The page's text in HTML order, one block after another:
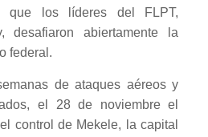
que los líderes del FLPT,
desafiaron abiertamente la
federal.
de ataques aéreos y
el 28 de noviembre el
control de Mekele, la capital